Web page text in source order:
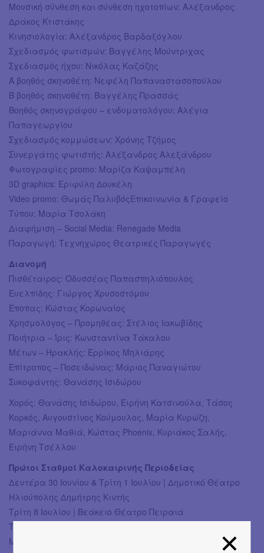
Μουσική σύνθεση και σύνθεση ηχοτοπίων: Αλέξανδρος
Δράκος Κτιστάκης
Κινησιολογία: Αλέξανδρος Βαρδαξόγλου
Σχεδιασμός φωτισμών: Βαγγέλης Μούντριχας
Σχεδιασμός ήχου: Νικόλας Καζάζης
Ά βοηθός σκηνοθέτη: Νεφέλη Παπαναστασοπούλου
Β βοηθός σκηνοθέτη: Βαγγέλης Πρασσάς
Βοηθός σκηνογράφου – ενδυματολόγου: Αλέγια
Παπαγεωργίου
Σχεδιασμός κομμώσεων: Χρόνης Τζήμος
Συνεργάτης φωτιστής: Αλέξανδρος Αλεξάνδρου
Φωτογραφίες promo: Μαρίζα Καψαμπέλη
3D graphics: Εριφύλη Δουκέλη
Video promo: Θωμάς ΠαλυβόςΕπικοινωνία & Γραφείο
Τύπου: Μαρία Τσολάκη
Διαφήμιση – Social Media: Renegade Media
Παραγωγή: Τεχνηχώρος Θεατρικές Παραγωγές
Διανομή
Πισθέταιρος: Οδυσσέας Παπασπηλιόπουλος
Ευελπίδης: Γιώργος Χρυσοστόμου
Έποπας: Κώστας Κορωναίος
Χρησμολόγος – Προμηθέας: Στέλιος Ιακωβίδης
Ποιήτρια – Ίρις: Κωνσταντίνα Τάκαλου
Μέτων – Ηρακλής: Ερρίκος Μηλιάρης
Επίτροπος – Ποσειδώνας: Μάριος Παναγιώτου
Συκοφάντης: Θανάσης Ισιδώρου
Χορός: Θανάσης Ισιδώρου, Ειρήνη Κατσινούλα, Τάσος
Κορκός, Αυγουστίνος Κούμουλος, Μαρία Κυρώζη,
Μαριάννα Μαθιά, Κώστας Phoenix, Κυριάκος Σαλής,
Ειρήνη Τσέλλου
Πρώτοι Σταθμοί Καλοκαιρινής Περιοδείας
Δευτέρα 30 Ιουνίου & Τρίτη 1 Ιουλίου | Δημοτικό Θέατρο
Ηλιούπολης Δημήτρης Κιντής
Τρίτη 8 Ιουλίου | Βεάκειο Θέατρο Πειραιά
Τετάρτη 9 & Πέμπτη 10 Ιουλίου | Θέατρο Βράχων Μελίνα
Μερκούρη